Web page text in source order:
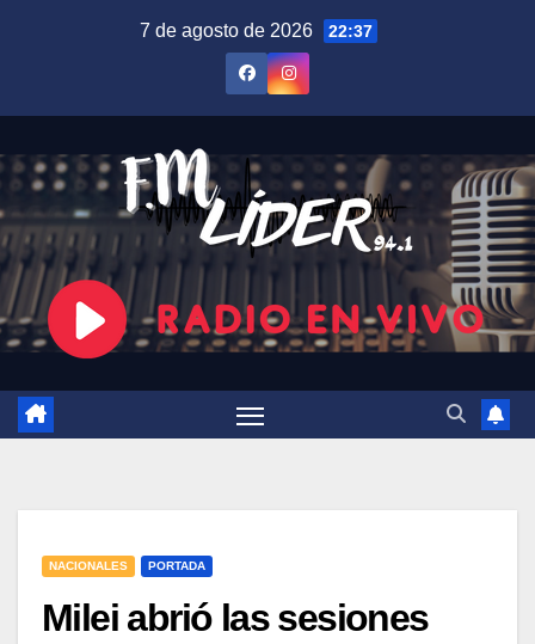
7 de agosto de 2026 22:37
NACIONALES PORTADA
Milei abrió las sesiones